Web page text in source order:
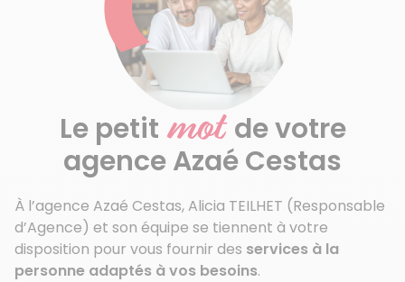
Le petit mot de votre
agence Azaé Cestas
À l’agence Azaé Cestas, Alicia TEILHET (Responsable
d’Agence) et son équipe se tiennent à votre
disposition pour vous fournir des services à la
personne adaptés à vos besoins.